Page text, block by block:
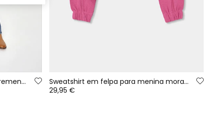
Calças denim menina azul com remendos de flores
Sweatshirt em felpa para menina morango com capuz estampado
29,95 €